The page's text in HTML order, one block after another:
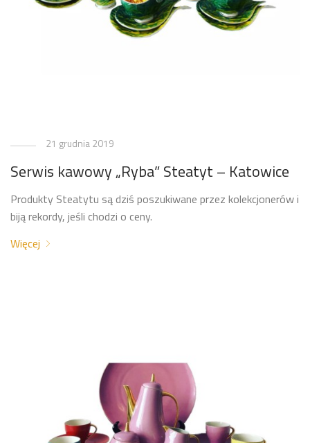
21 grudnia 2019
Serwis kawowy „Ryba” Steatyt – Katowice
Produkty Steatytu są dziś poszukiwane przez kolekcjonerów i
biją rekordy, jeśli chodzi o ceny.
Więcej